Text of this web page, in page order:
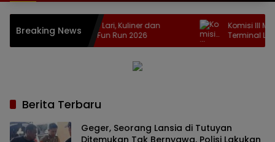
Breaking News
3 Keseruan: Lari, Kuliner dan
di Jaton Fun Run 2026
Komisi III Monitoring
Terminal Limboto
Berita Terbaru
Geger, Seorang Lansia di Tutuyan
Ditemukan Tak Bernyawa, Polisi Lakukan